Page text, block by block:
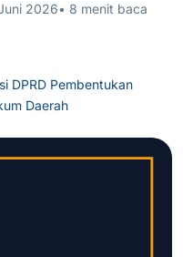
2026• 8 menit baca
DPRD Pembentukan
Daerah